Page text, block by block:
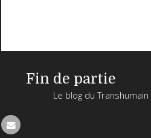
Fin de partie
Le blog du Transhumain